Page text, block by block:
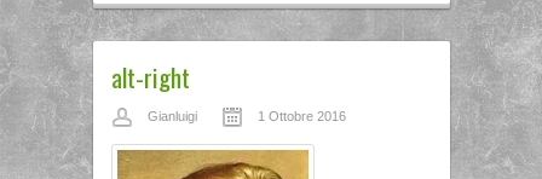
alt-right
Gianluigi 1 Ottobre 2016